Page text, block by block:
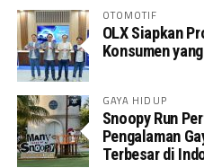
OTOMOTIF
OLX Siapkan
Konsumen
GAYA HIDUP
Snoopy Run
Pengalaman
Terbesar di